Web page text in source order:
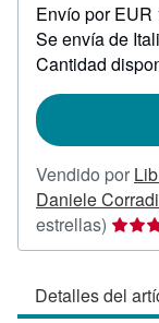
110,00
Envío por EUR
Se envía de
Cantidad
Vendido por
Daniele Corradi
estrellas)
del
3
Detalles del